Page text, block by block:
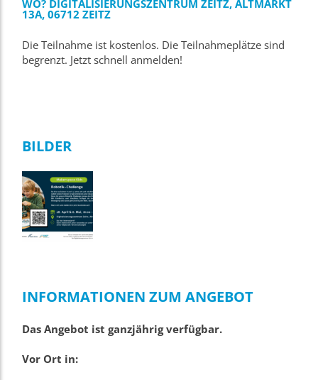
WO? DIGITALISIERUNGSZENTRUM ZEITZ, ALTMARKT
13A, 06712 ZEITZ
Die Teilnahme ist kostenlos. Die Teilnahmeplätze sind
begrenzt. Jetzt schnell anmelden!
BILDER
INFORMATIONEN ZUM ANGEBOT
Das Angebot ist ganzjährig verfügbar.
Vor Ort in: